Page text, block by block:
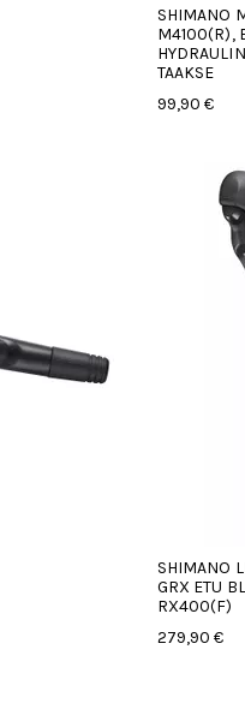
SHIMANO
M4100(R),
TAAKSE
99,90 €
SHIMANO
GRX ETU
RX400(F)
279,90 €